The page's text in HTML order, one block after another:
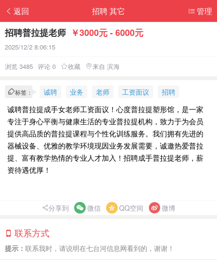
返回 管理
招聘 其它
招聘普拉提老师 ￥3000元 - 6000元
2025/12/2 8:06:15
浏览 3485 评论 0 收藏 来自 滨海
标签： 诚聘 业务 老师 工资面议 招聘
诚聘普拉提成手女老师工资面议！心度普拉提塑形馆，是一家
专注于身心平衡与健康生活的专业普拉提机构，致力于为会员
提供高品质的普拉提课程与个性化训练服务。我们拥有先进的
器械设备、优雅的教学环境现因业务发展需要，诚邀热爱普拉
提、富有教学热情的专业人才加入！招聘成手普拉提老师，薪
资待遇优厚！
分享到 微信 QQ空间 微博
联系方式
提示： 联系我时，请说明在七台河信息网看到的，谢谢！